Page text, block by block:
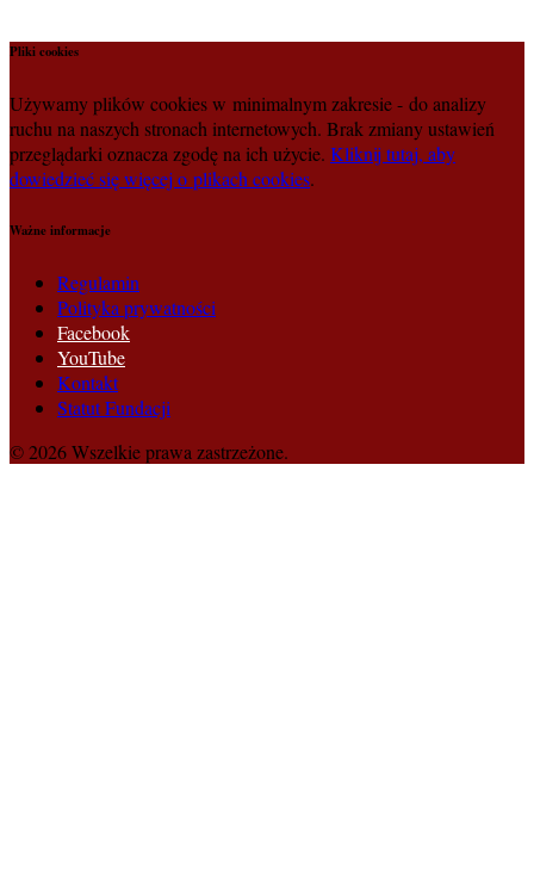
Pliki cookies
Używamy plików cookies w minimalnym zakresie - do analizy
ruchu na naszych stronach internetowych. Brak zmiany ustawień
przeglądarki oznacza zgodę na ich użycie. Kliknij tutaj, aby
dowiedzieć się więcej o plikach cookies.
Ważne informacje
Regulamin
Polityka prywatności
Facebook
YouTube
Kontakt
Statut Fundacji
© 2026 Wszelkie prawa zastrzeżone.